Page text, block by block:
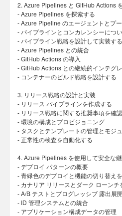
2. Azure Pipelines と GitHub Actions
- Azure Pipelines を探索する
- Azure Pipeline のエージェントとプ
- パイプラインとコンカレンシーにつ
- パイプライン戦略を設計して実装する
- Azure Pipelines との統合
- GitHub Actions の導入
- GitHub Actions との継続的インテグ
- コンテナーのビルド戦略を設計する
3. リリース戦略の設計と実装
- リリース パイプラインを作成する
- リリース戦略に関する推奨事項を確
- 環境の構成とプロビジョニング
- タスクとテンプレートの管理とモジ
- 正常性の検査を自動化する
4. Azure Pipelines を使用して安全な
- デプロイ パターンの概要
- 青緑色のデプロイと機能の切り替え
- カナリア リリースとダーク ローンチ
- A/B テストとプログレッシブ 露出展
- ID 管理システムとの統合
- アプリケーション構成データの管理